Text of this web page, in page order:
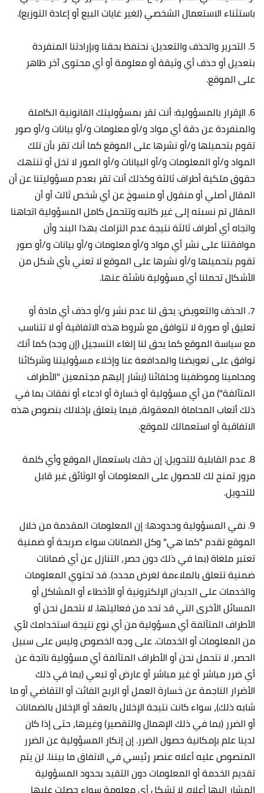
باستثناء الاستعمال الشخصي (لغير غايات البيع أو إعادة التوزيع).
5. التحرير والحذف والتعديل: نحتفظ بحقنا وبإرادتنا المنفردة
بتعديل أو حذف أي وثيقة أو معلومة أو أي محتوى آخر ظاهر
على الموقع.
6. الإقرار بالمسؤولية: أنت تقر بمسؤوليتك القانونية الكاملة
والمنفردة عن دقة أي مواد و/أو معلومات و/أو بيانات و/أو صور
تقوم بتحميلها و/أو نشرها على الموقع كما أنك تقر بأن تلك
المواد و/أو المعلومات و/أو البيانات و/أو الصور لا تخل أو تنتهك
حقوق ملكية أطراف ثالثة وكذلك أنت تقر بعدم مسؤوليتنا عن أن
المقال أصلي أو منقول أو منسوخ عن أي شخص ثالث أو أن
المقال تم نسبته إلى غير كاتبه وتتحمل كامل المسؤولية اتجاهنا
واتجاه أي أطراف ثالثة نتيجة عدم التزامك بهذا البند وأن
موافقتنا على نشر أي مواد و/أو معلومات و/أو بيانات و/أو صور
تقوم بتحميلها و/أو نشرها على الموقع لا تعني بأي شكل من
الأشكال تحملنا أي مسؤولية ناشئة عنها.
7. الحذف والتعويض: يحق لنا عدم نشر و/أو حذف أي مادة أو
تعليق أو صورة لا تتوافق مع شروط هذه الاتفاقية أو لا تتناسب
مع سياسة الموقع كما يحق لنا إلغاء التسجيل (إن وجد) كما أنك
توافق على تعويضنا والمدافعة عنا وإخلاء مسؤوليتنا وشركائنا
ومحامينا وموظفينا وحلفائنا (يشار إليهم مجتمعين "الأطراف
المتآلفة") من أي مسؤولية أو خسارة أو ادعاء أو نفقات بما في
ذلك أتعاب المحاماة المعقولة، فيما يتعلق بإخلالك بنصوص هذه
الاتفاقية أو استعمالك للموقع.
8. عدم القابلية للتحويل: إن حقك باستعمال الموقع وأي كلمة
مرور تمنح لك للحصول على المعلومات أو الوثائق غير قابل
للتحويل.
9. نفي المسؤولية وحدودها: إن المعلومات المقدمة من خلال
الموقع تقدم "كما هي" وكل الضمانات سواء صريحة أو ضمنية
تعتبر ملغاة (بما في ذلك دون حصر، التنازل عن أي ضمانات
ضمنية تتعلق بالملاءمة لغرض محدد). قد تحتوي المعلومات
والخدمات على الديدان الإلكترونية أو الأخطاء أو المشاكل أو
المسائل الأخرى التي قد تحد من فعاليتها. لا نتحمل نحن أو
الأطراف المتآلفة أي مسؤولية من أي نوع نتيجة استخدامك لأي
من المعلومات أو الخدمات. على وجه الخصوص وليس على سبيل
الحصر، لا نتحمل نحن أو الأطراف المتآلفة أي مسؤولية ناتجة عن
أي ضرر مباشر أو غير مباشر أو عارض أو تبعي (بما في ذلك
الأضرار الناجمة عن خسارة العمل أو الربح الفائت أو التقاضي أو ما
شابه ذلك)، سواء كانت نتيجة الإخلال بالعقد أو الإخلال بالضمانات
أو الضرر (بما في ذلك الإهمال والتقصير) وغيرها، حتى إذا كان
لدينا علم بإمكانية حصول الضرر. إن إنكار المسؤولية عن الضرر
المنصوص عليه أعلاه عنصر رئيسي في الاتفاق ما بيننا. لن يتم
تقديم الخدمة أو المعلومات دون التقيد بحدود المسؤولية
المشار إليها أعلاه. لا تشكل أي معلومة سواء حصلت عليها